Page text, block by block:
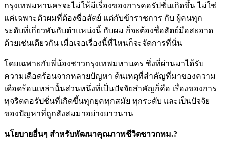
กรุงเทพมหานครจะไม่ให้มีเรื่องของการคอรัปชั่นเกิดขึ้น ไม่ใช่
แค่เฉพาะตัวผมที่ต้องซื่อสัตย์ แต่กับข้าราชการ กับ ผู้คนทุก
ระดับที่เกี่ยวพันกับตำแหน่งนี้ กับผม ก็จะต้องซื่อสัตย์มือสะอาด
ด้วยเช่นเดียวกัน เมื่อเจอเรื่องนี้ที่ไหนก็จะจัดการที่นั่น
โดยเฉพาะกับพี่น้องชาวกรุงเทพมหานคร ซึ่งที่ผ่านมาได้รับ
ความเดือดร้อนจากหลายปัญหา ต้นเหตุที่สำคัญที่มาของความ
เดือดร้อนเหล่านั้นส่วนหนึ่งที่เป็นปัจจัยสำคัญก็คือ เรื่องของการ
ทุจริตคอรัปชั่นที่เกิดขึ้นทุกยุคทุกสมัย ทุกระดับ และเป็นปัจจัย
ของปัญหาที่ถูกสังสมมาอย่างยาวนาน
นโยบายอื่นๆ สำหรับพัฒนาคุณภาพชีวิตชาวกทม.?